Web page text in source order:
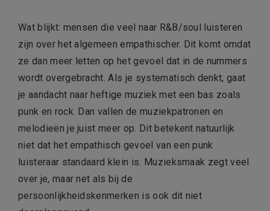
Wat blijkt: mensen die veel naar R&B/soul luisteren
zijn over het algemeen empathischer. Dit komt omdat
ze dan meer letten op het gevoel dat in de nummers
wordt overgebracht. Als je systematisch denkt, gaat
je aandacht naar heftige muziek met een bas zoals
punk en rock. Dan vallen de muziekpatronen en
melodieën je juist meer op. Dit betekent natuurlijk
niet dat het empathisch gevoel van een punk
luisteraar standaard klein is. Muzieksmaak zegt veel
over je, maar net als bij de
persoonlijkheidskenmerken is ook dit niet